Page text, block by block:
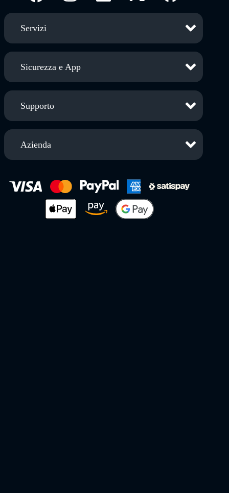
Servizi
Sicurezza e App
Supporto
Azienda